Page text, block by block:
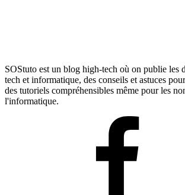
SOStuto est un blog high-tech où on publie les
tech et informatique, des conseils et astuces
des tutoriels compréhensibles même pour les
l'informatique.